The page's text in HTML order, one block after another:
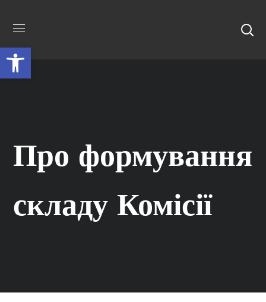
Про формування
складу Комісії
Відкрити Панель інструментів